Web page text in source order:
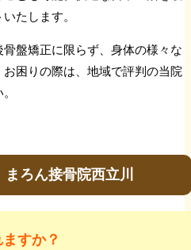
いて】
治療の必要性
治療費
たします。
盤矯正に限らず、身体の様々な
困りの際は、地域で評判の当院
ろん接骨院西立川
すか？